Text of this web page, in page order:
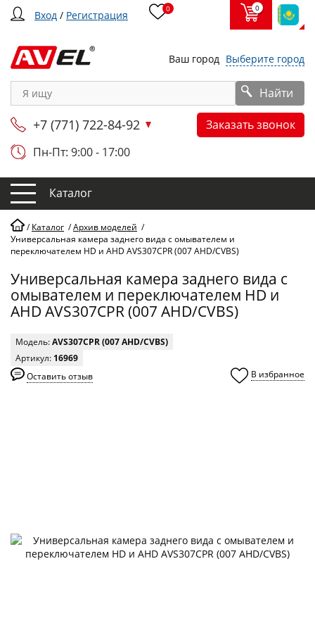
Вход / Регистрация 0 0
Ваш город Выберите город
Найти
+7 (771) 722-84-92
Заказать звонок
Пн-Пт: 9:00 - 17:00
Каталог
/Каталог /Архив моделей /
Универсальная камера заднего вида с омывателем и
переключателем HD и AHD AVS307CPR (007 AHD/CVBS)
Универсальная камера заднего вида с
омывателем и переключателем HD и
AHD AVS307CPR (007 AHD/CVBS)
Модель:AVS307CPR (007 AHD/CVBS)
Артикул: 16969
Оставить отзыв
0 В избранное